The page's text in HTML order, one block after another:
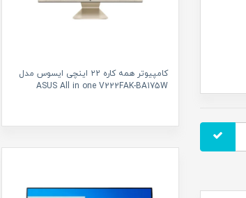
کامپیوتر همه کاره ۲2 اینچی ایسوس مدل
ASUS All in one V222FAK-BA175W